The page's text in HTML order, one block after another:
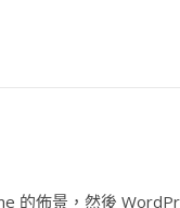
的佈景，然後